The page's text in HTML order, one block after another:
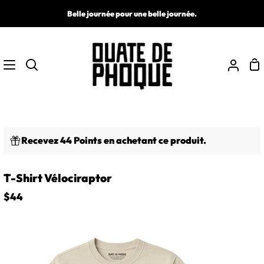
Belle journée pour une belle journée.
Recherche
Mon
Recevez 44 Points en achetant ce produit.
T-Shirt Vélociraptor
$44